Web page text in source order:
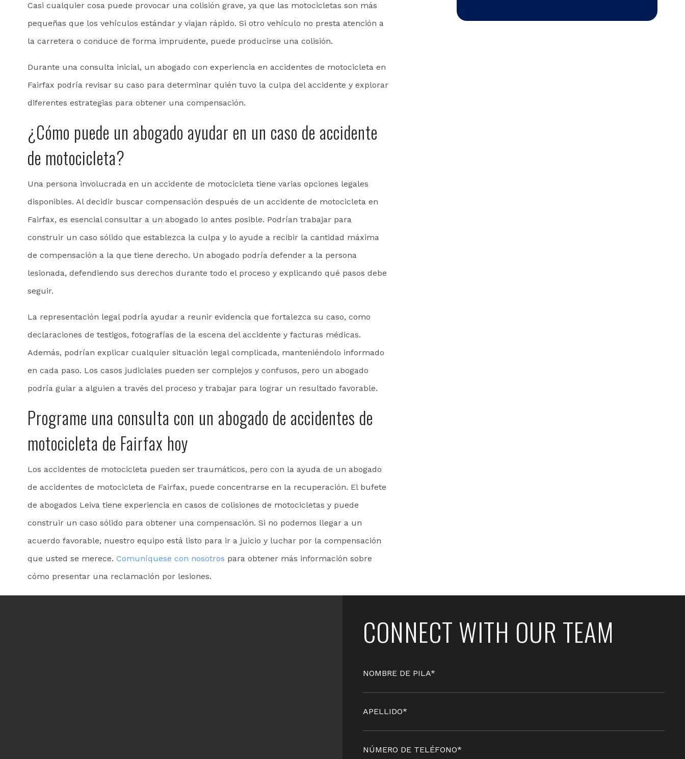
Casi cualquier cosa puede provocar una colisión grave, ya que las motocicletas son más
pequeñas que los vehículos estándar y viajan rápido. Si otro vehículo no presta atención a
la carretera o conduce de forma imprudente, puede producirse una colisión.
Durante una consulta inicial, un abogado con experiencia en accidentes de motocicleta en
Fairfax podría revisar su caso para determinar quién tuvo la culpa del accidente y explorar
diferentes estrategias para obtener una compensación.
¿Cómo puede un abogado ayudar en un caso de accidente
de motocicleta?
Una persona involucrada en un accidente de motocicleta tiene varias opciones legales
disponibles. Al decidir buscar compensación después de un accidente de motocicleta en
Fairfax, es esencial consultar a un abogado lo antes posible. Podrían trabajar para
construir un caso sólido que establezca la culpa y lo ayude a recibir la cantidad máxima
de compensación a la que tiene derecho. Un abogado podría defender a la persona
lesionada, defendiendo sus derechos durante todo el proceso y explicando qué pasos debe
seguir.
La representación legal podría ayudar a reunir evidencia que fortalezca su caso, como
declaraciones de testigos, fotografías de la escena del accidente y facturas médicas.
Además, podrían explicar cualquier situación legal complicada, manteniéndolo informado
en cada paso. Los casos judiciales pueden ser complejos y confusos, pero un abogado
podría guiar a alguien a través del proceso y trabajar para lograr un resultado favorable.
Programe una consulta con un abogado de accidentes de
motocicleta de Fairfax hoy
Los accidentes de motocicleta pueden ser traumáticos, pero con la ayuda de un abogado
de accidentes de motocicleta de Fairfax, puede concentrarse en la recuperación. El bufete
de abogados Leiva tiene experiencia en casos de colisiones de motocicletas y puede
construir un caso sólido para obtener una compensación. Si no podemos llegar a un
acuerdo favorable, nuestro equipo está listo para ir a juicio y luchar por la compensación
que usted se merece. Comuníquese con nosotros para obtener más información sobre
cómo presentar una reclamación por lesiones.
CONNECT WITH OUR TEAM